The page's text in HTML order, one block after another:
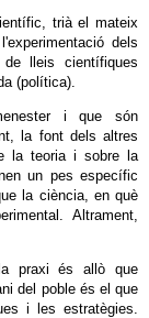
trià el mateix
dels
lleis científiques
(política).
i que són
la font dels altres
la teoria i sobre la
un pes específic
la ciència, en què
Altrament,
praxi és allò que
del poble és el que
i les estratègies.